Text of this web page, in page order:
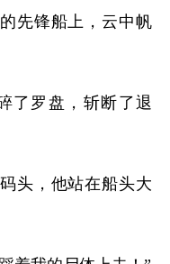
先锋船上，云中帆
了罗盘，斩断了退
头，他站在船头大